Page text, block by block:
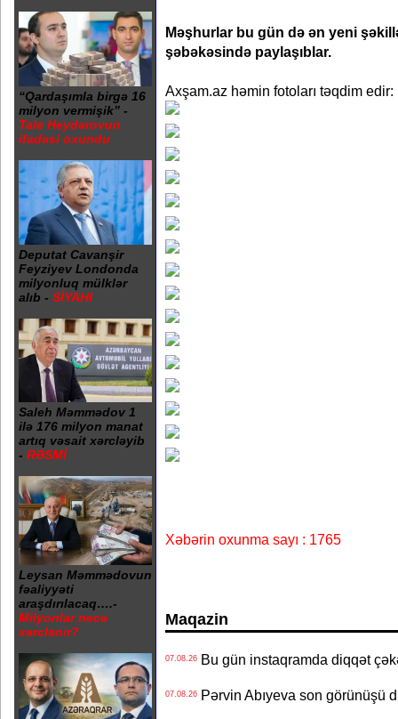
“Qardaşımla birgə 16
milyon vermişik” -
Tale Heydərovun
ifadəsi oxundu
Deputat Cavanşir
Feyziyev Londonda
milyonluq mülklər
alıb - SİYAHI
Saleh Məmmədov 1
ilə 176 milyon manat
artıq vəsait xərcləyib
- RƏSMİ
Leysan Məmmədovun
fəaliyyəti
araşdırılacaq….-
Milyonlar necə
xərclənir?
Məşhurlar bu gün də ən yeni
şəbəkəsində paylaşıblar.
Axşam.az həmin fotoları təqdim edir:
Xəbərin oxunma sayı : 1765
Maqazin
07.08.26Bu gün instaqramda diqqət
07.08.26Pərvin Abıyeva son görünüşü